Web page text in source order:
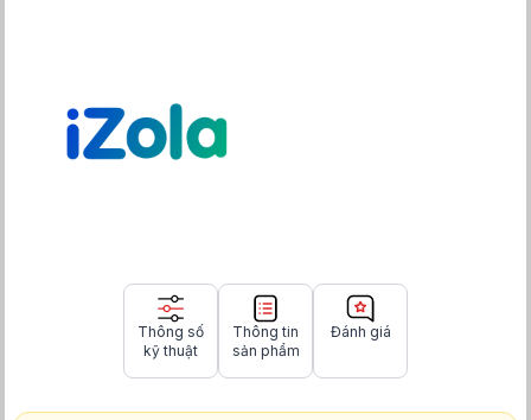
Thông số
kỹ thuật
Thông tin
sản phẩm
Đánh giá